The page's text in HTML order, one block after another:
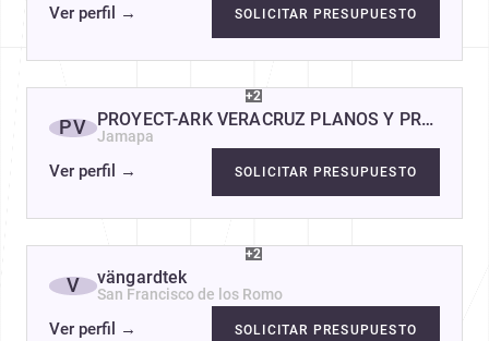
Ver perfil → SOLICITAR PRESUPUESTO
+2
PV PROYECT-ARK VERACRUZ PLANOS Y
Jamapa
Ver perfil → SOLICITAR PRESUPUESTO
+2
V vängardtek
San Francisco de los Romo
Ver perfil → SOLICITAR PRESUPUESTO